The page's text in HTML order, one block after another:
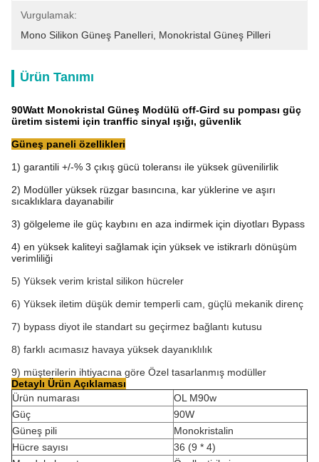
Vurgulamak:
Mono Silikon Güneş Panelleri Monokristal Güneş Pilleri
Ürün Tanımı
90Watt Monokristal Güneş Modülü off-Gird su pompası güç
üretim sistemi için tranffic sinyal ışığı, güvenlik
Güneş paneli özellikleri
1) garantili +/-% 3 çıkış gücü toleransı ile yüksek güvenilirlik
2) Modüller yüksek rüzgar basıncına, kar yüklerine ve aşırı
sıcaklıklara dayanabilir
3) gölgeleme ile güç kaybını en aza indirmek için diyotları Bypass
4) en yüksek kaliteyi sağlamak için yüksek ve istikrarlı dönüşüm
verimliliği
5) Yüksek verim kristal silikon hücreler
6) Yüksek iletim düşük demir temperli cam, güçlü mekanik direnç
7) bypass diyot ile standart su geçirmez bağlantı kutusu
8) farklı acımasız havaya yüksek dayanıklılık
9) müşterilerin ihtiyacına göre Özel tasarlanmış modüller
Detaylı Ürün Açıklaması
Ürün numarası
OL M90w
Güç
90W
Güneş pili
Monokristalin
Hücre sayısı
36 (9 * 4)